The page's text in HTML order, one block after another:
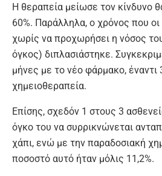
Η θεραπεία μείωσε τον κίνδυνο
60%. Παράλληλα, ο χρόνος που
χωρίς να προχωρήσει η νόσος
όγκος) διπλασιάστηκε.
μήνες με το νέο φάρμακο, έναντι
χημειοθεραπεία.
Επίσης, σχεδόν 1 στους 3
όγκο του να συρρικνώνεται
χάπι, ενώ με την παραδοσιακή
ποσοστό αυτό ήταν μόλις 11,2%.